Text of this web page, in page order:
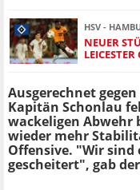
HSV -
NEUER
LEICESTER
Ausgerechnet
Kapitän Schonlau
wackeligen Abwehr
wieder mehr
Offensive. "Wir
gescheitert", gab